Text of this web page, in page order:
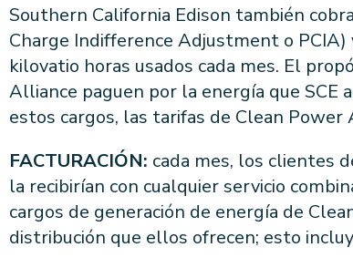
Southern California Edison también
Charge Indifference Adjustment o PCIA)
kilovatio horas usados cada mes. El
Alliance paguen por la energía que SCE
estos cargos, las tarifas de Clean
FACTURACIÓN: cada mes, los clientes
la recibirían con cualquier servicio
cargos de generación de energía de
distribución que ellos ofrecen; esto